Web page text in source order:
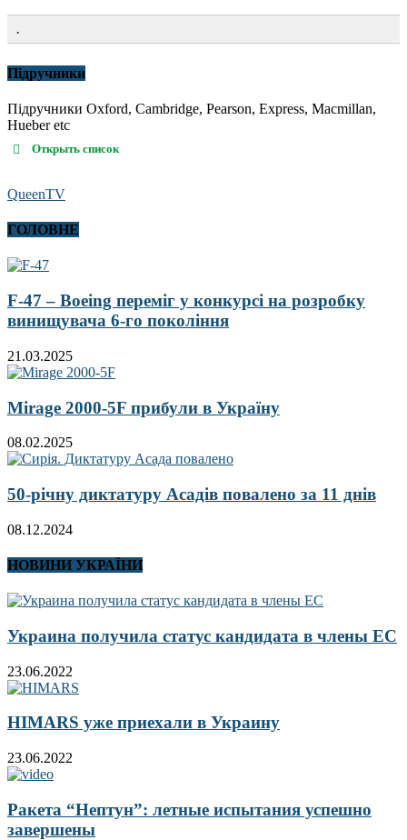
.
Підручники
Підручники Oxford, Cambridge, Pearson, Express, Macmillan,
Hueber etc
Открыть список
QueenTV
ГОЛОВНЕ
F-47 – Boeing переміг у конкурсі на розробку
винищувача 6-го покоління
21.03.2025
Mirage 2000-5F прибули в Україну
08.02.2025
50-річну диктатуру Асадів повалено за 11 днів
08.12.2024
НОВИНИ УКРАЇНИ
Украина получила статус кандидата в члены ЕС
23.06.2022
HIMARS уже приехали в Украину
23.06.2022
Ракета “Нептун”: летные испытания успешно
завершены